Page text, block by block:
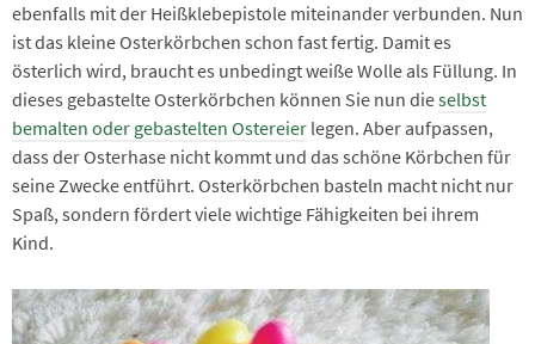
ebenfalls mit der Heißklebepistole miteinander verbunden. Nun
ist das kleine Osterkörbchen schon fast fertig. Damit es
österlich wird, braucht es unbedingt weiße Wolle als Füllung. In
dieses gebastelte Osterkörbchen können Sie nun dieselbst
bemalten oder gebastelten Ostereier legen. Aber aufpassen,
dass der Osterhase nicht kommt und das schöne Körbchen für
seine Zwecke entführt. Osterkörbchen basteln macht nicht nur
Spaß, sondern fördert viele wichtige Fähigkeiten bei ihrem
Kind.